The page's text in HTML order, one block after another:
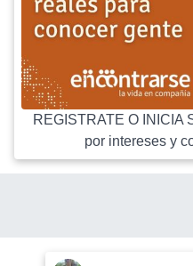
REGISTRATE O INICIA
por intereses y